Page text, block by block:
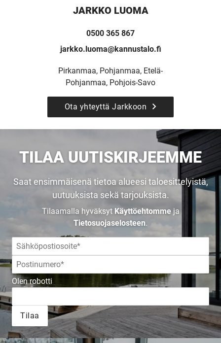
JARKKO LUOMA
0500 365 867
jarkko.luoma@kannustalo.fi
Pirkanmaa, Pohjanmaa, Etelä-
Pohjanmaa, Pohjois-Savo
Ota yhteyttä Jarkkoon
TILAA UUTISKIRJEEMME
Saat ensimmäisenä tietoa alueesi taloesittelyistä,
uutuuksista sekä tarjouksista.
Tilaamalla hyväksyt Käyttöehtommeja
Tietosuojaselosteen.
Olen robotti
Tilaa
UUSI
UNELMISTA
KODIKSI-
TALOKIRJA ON
JULKAISTU
Upea yli 200-sivuinen talokirja!
Tilaa esite